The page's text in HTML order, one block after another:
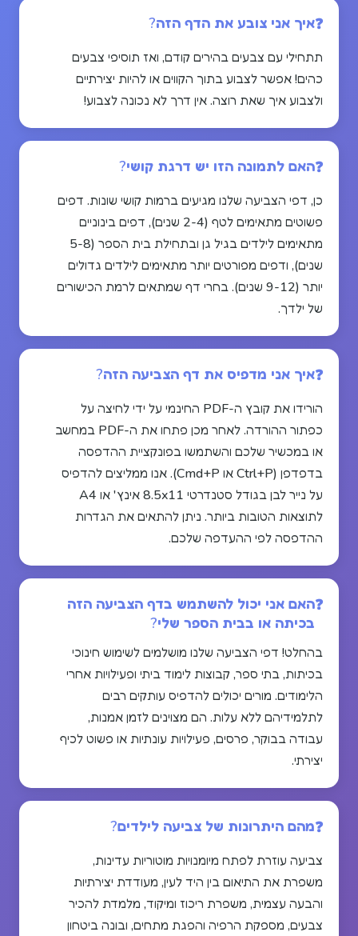
איך אני צובע את הדף הזה?
תתחילי עם צבעים בהירים קודם, ואז תוסיפי צבעים
כהים! אפשר לצבוע בתוך הקווים או להיות יצירתיים
ולצבוע איך שאת רוצה. אין דרך לא נכונה לצבוע!
האם לתמונה הזו יש דרגת קושי?
כן, דפי הצביעה שלנו מגיעים ברמות קושי שונות. דפים
פשוטים מתאימים לטף (2-4 שנים), דפים בינוניים
מתאימים לילדים בגיל גן ובתחילת בית הספר (5-8
שנים), ודפים מפורטים יותר מתאימים לילדים גדולים
יותר (9-12 שנים). בחרי דף שמתאים לרמת הכישורים
של ילדך.
איך אני מדפיס את דף הצביעה הזה?
הורידו את קובץ ה-PDF החינמי על ידי לחיצה על
כפתור ההורדה. לאחר מכן פתחו את ה-PDF במחשב
או במכשיר שלכם והשתמשו בפונקציית ההדפסה
בדפדפן (Ctrl+P או Cmd+P). אנו ממליצים להדפיס
על נייר לבן בגודל סטנדרטי 8.5x11 אינץ' או A4
לתוצאות הטובות ביותר. ניתן להתאים את הגדרות
ההדפסה לפי ההעדפה שלכם.
האם אני יכול להשתמש בדף הצביעה הזה
בכיתה או בבית הספר שלי?
בהחלט! דפי הצביעה שלנו מושלמים לשימוש חינוכי
בכיתות, בתי ספר, קבוצות לימוד ביתי ופעילויות אחרי
הלימודים. מורים יכולים להדפיס עותקים רבים
לתלמידיהם ללא עלות. הם מצוינים לזמן אמנות,
עבודה בבוקר, פרסים, פעילויות עונתיות או פשוט לכיף
יצירתי.
מהם היתרונות של צביעה לילדים?
צביעה עוזרת לפתח מיומנויות מוטוריות עדינות,
משפרת את התיאום בין היד לעין, מעודדת יצירתיות
והבעה עצמית, משפרת ריכוז ומיקוד, מלמדת להכיר
צבעים, מספקת הרפיה והפגת מתחים, ובונה ביטחון